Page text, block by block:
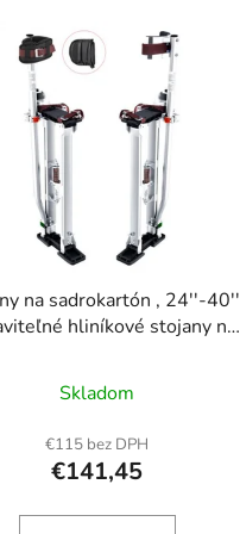
na sadrokartón , 24''-40''
hliníkové stojany na
pracovné stojany
na plech, chôdzu,
lepenie, strieborné
Skladom
€115 bez DPH
€141,45